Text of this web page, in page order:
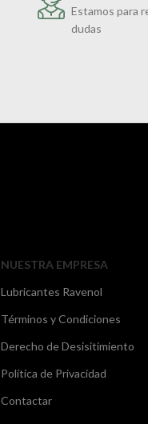
Estamos para
dudas
NUESTRA EMPRESA
Lubricantes Ravenol
Términos y Condiciones
Derecho de Desisitimiento
Política de Privacidad
Contactar